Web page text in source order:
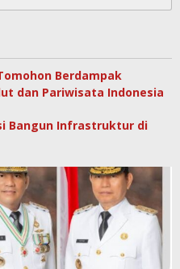
Berdampak
dan Pariwisata Indonesia
Bangun Infrastruktur di